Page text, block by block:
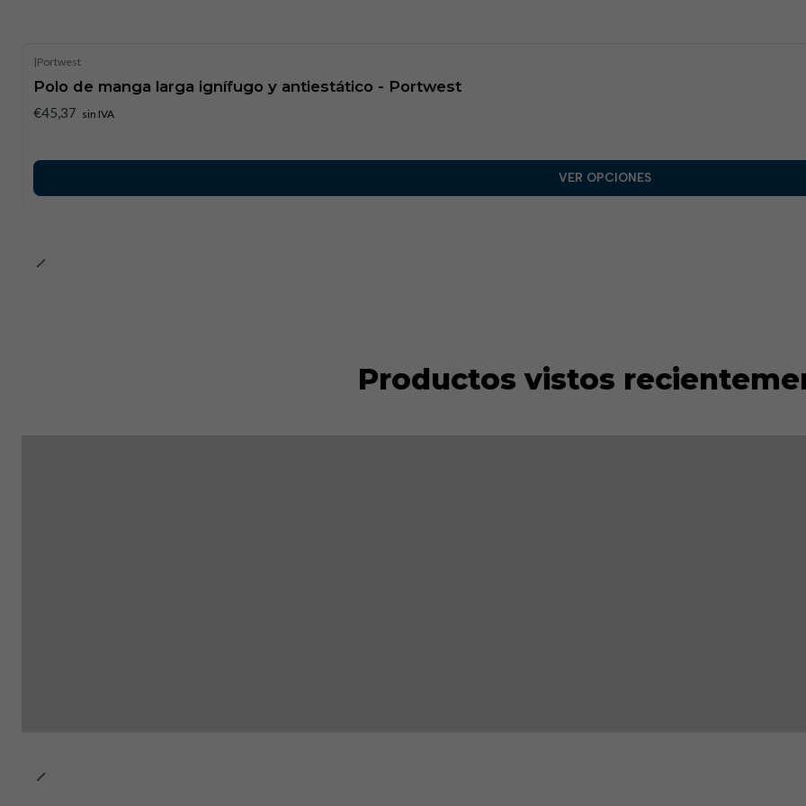
|Portwest
Polo de manga larga ignífugo y antiestático - Portwest
€45,37 sin IVA
VER OPCIONES
Productos vistos